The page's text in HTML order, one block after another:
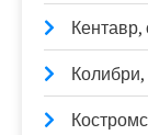
Кентавр,